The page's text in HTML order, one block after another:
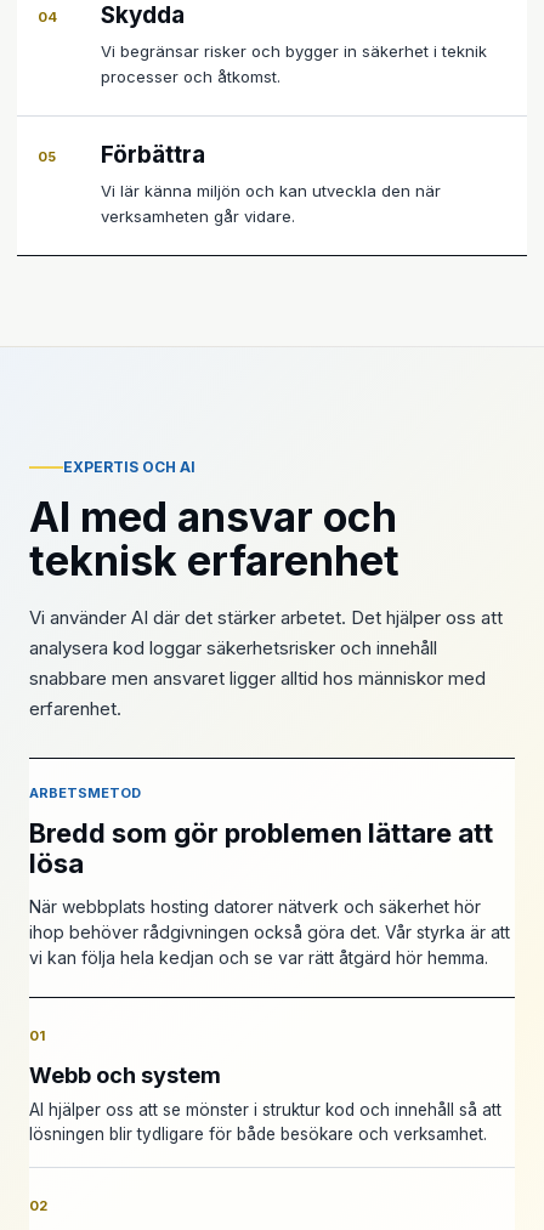
04 Skydda
Vi begränsar risker och bygger in säkerhet i teknik
processer och åtkomst.
05 Förbättra
Vi lär känna miljön och kan utveckla den när
verksamheten går vidare.
EXPERTIS OCH AI
AI med ansvar och
teknisk erfarenhet
Vi använder AI där det stärker arbetet. Det hjälper oss att
analysera kod loggar säkerhetsrisker och innehåll
snabbare men ansvaret ligger alltid hos människor med
erfarenhet.
ARBETSMETOD
Bredd som gör problemen lättare att
lösa
När webbplats hosting datorer nätverk och säkerhet hör
ihop behöver rådgivningen också göra det. Vår styrka är att
vi kan följa hela kedjan och se var rätt åtgärd hör hemma.
01
Webb och system
AI hjälper oss att se mönster i struktur kod och innehåll så att
lösningen blir tydligare för både besökare och verksamhet.
02